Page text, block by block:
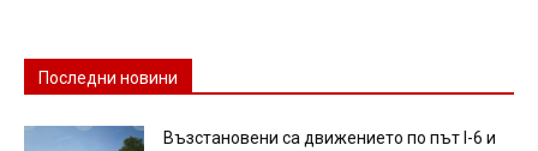
Последни новини
Възстановени са движението по път I-6 и